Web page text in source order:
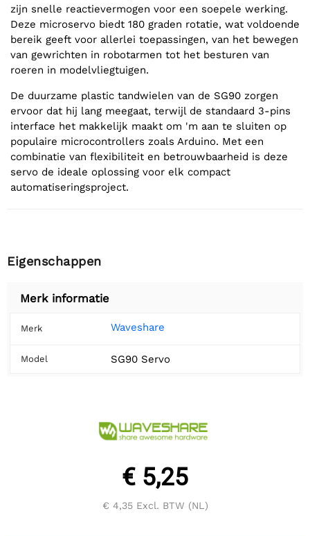
zijn snelle reactievermogen voor een soepele werking.
Deze microservo biedt 180 graden rotatie, wat voldoende
bereik geeft voor allerlei toepassingen, van het bewegen
van gewrichten in robotarmen tot het besturen van
roeren in modelvliegtuigen.
De duurzame plastic tandwielen van de SG90 zorgen
ervoor dat hij lang meegaat, terwijl de standaard 3-pins
interface het makkelijk maakt om 'm aan te sluiten op
populaire microcontrollers zoals Arduino. Met een
combinatie van flexibiliteit en betrouwbaarheid is deze
servo de ideale oplossing voor elk compact
automatiseringsproject.
Eigenschappen
Merk informatie
Merk Waveshare
Model SG90 Servo
€ 5,25
€ 4,35Excl. BTW (NL)